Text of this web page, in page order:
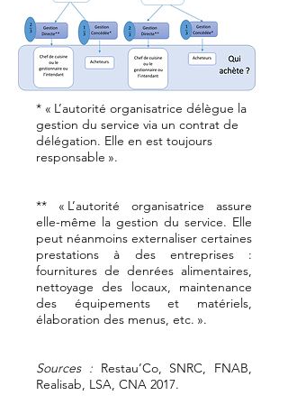
* « L’autorité organisatrice délègue la
gestion du service via un contrat de
délégation. Elle en est toujours
responsable ».
** « L’autorité organisatrice assure
elle-même la gestion du service. Elle
peut néanmoins externaliser certaines
prestations à des entreprises :
fournitures de denrées alimentaires,
nettoyage des locaux, maintenance
des équipements et matériels,
élaboration des menus, etc. ».
Sources : Restau’Co, SNRC, FNAB,
Realisab, LSA, CNA 2017.